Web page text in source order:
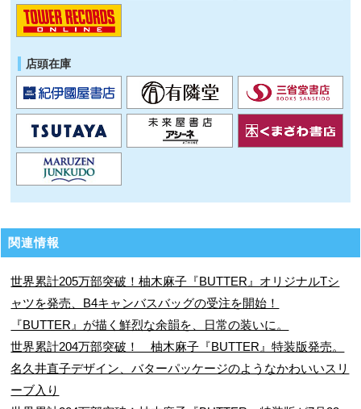
店頭在庫
関連情報
世界累計205万部突破！柚木麻子『BUTTER』オリジナルTシ
ャツを発売、B4キャンバスバッグの受注を開始！
『BUTTER』が描く鮮烈な余韻を、日常の装いに。
世界累計204万部突破！ 柚木麻子『BUTTER』特装版発売。
名久井直子デザイン、バターパッケージのようなかわいいスリ
ーブ入り